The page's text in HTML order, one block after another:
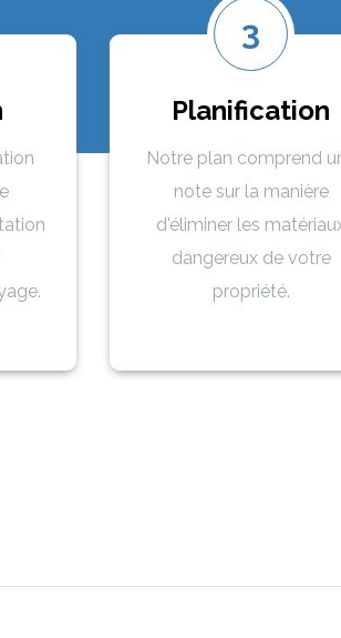
3
Planification
Notre plan comprend
note sur la manière
d'éliminer les
dangereux de votre
propriété.